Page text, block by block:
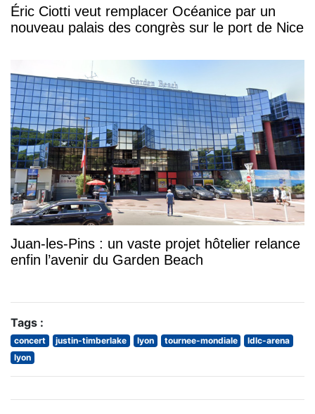
Éric Ciotti veut remplacer Océanice par un
nouveau palais des congrès sur le port de Nice
Juan-les-Pins : un vaste projet hôtelier relance
enfin l’avenir du Garden Beach
Tags :
concert justin-timberlake lyon tournee-mondiale
ldlc-arena
lyon